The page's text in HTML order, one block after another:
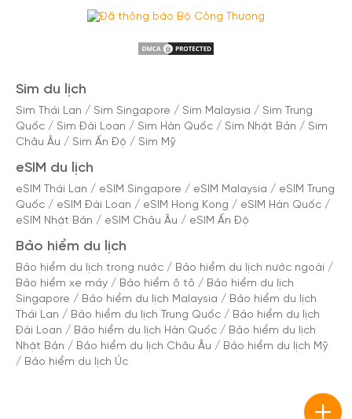
Sim du lịch
Sim Thái Lan / Sim Singapore / Sim Malaysia / Sim Trung
Quốc / Sim Đài Loan / Sim Hàn Quốc / Sim Nhật Bản / Sim
Châu Âu / Sim Ấn Độ / Sim Mỹ
eSIM du lịch
eSIM Thái Lan / eSIM Singapore / eSIM Malaysia / eSIM Trung
Quốc / eSIM Đài Loan / eSIM Hong Kong / eSIM Hàn Quốc /
eSIM Nhật Bản / eSIM Châu Âu / eSIM Ấn Độ
Bảo hiểm du lịch
Bảo hiểm du lịch trong nước / Bảo hiểm du lịch nước ngoài /
Bảo hiểm xe máy / Bảo hiểm ô tô / Bảo hiểm du lịch
Singapore / Bảo hiểm du lịch Malaysia / Bảo hiểm du lịch
Thái Lan / Bảo hiểm du lịch Trung Quốc / Bảo hiểm du lịch
Đài Loan / Bảo hiểm du lịch Hàn Quốc / Bảo hiểm du lịch
Nhật Bản / Bảo hiểm du lịch Châu Âu / Bảo hiểm du lịch Mỹ
/ Bảo hiểm du lịch Úc